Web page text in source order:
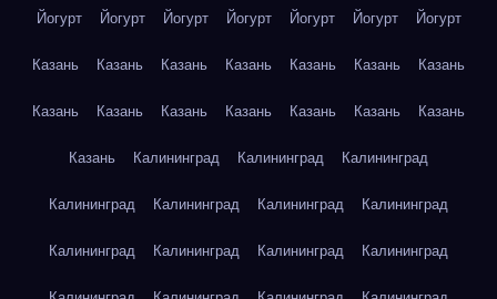
Йогурт Йогурт Йогурт Йогурт Йогурт Йогурт Йогурт
Казань Казань Казань Казань Казань Казань Казань
Казань Казань Казань Казань Казань Казань Казань
Казань Калининград Калининград Калининград
Калининград Калининград Калининград Калининград
Калининград Калининград Калининград Калининград